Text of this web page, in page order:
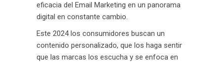
eficacia del Email Marketing en un panorama
digital en constante cambio.
Este 2024 los consumidores buscan un
contenido personalizado, que los haga sentir
que las marcas los escucha y se enfoca en